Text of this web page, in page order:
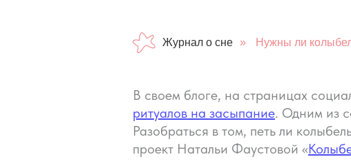
Журнал о сне » Нужны ли
В своем блоге, на страницах
ритуалов на засыпание. Одним из
Разобраться в том, петь ли
проект Натальи Фаустовой «